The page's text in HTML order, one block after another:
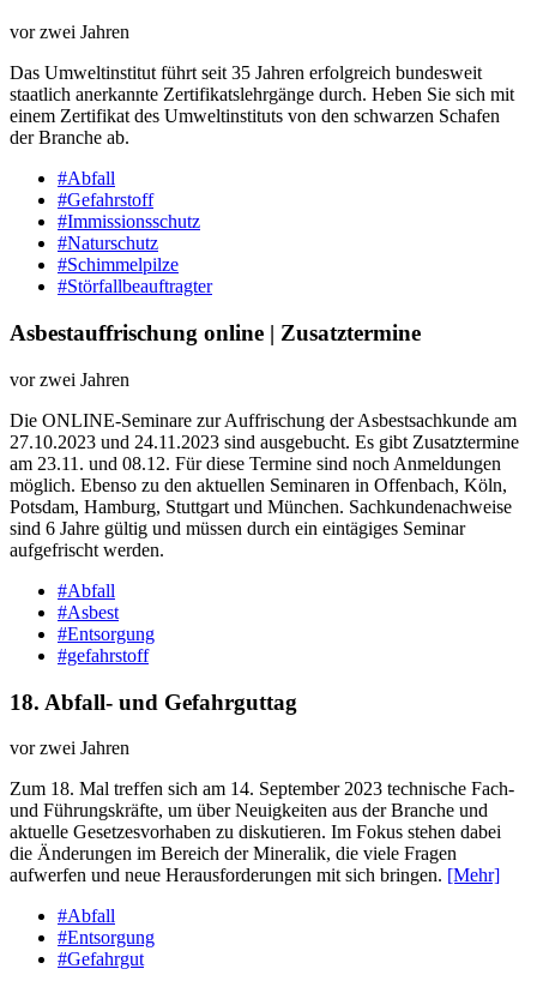
vor zwei Jahren
Das Umweltinstitut führt seit 35 Jahren erfolgreich bundesweit
staatlich anerkannte Zertifikatslehrgänge durch. Heben Sie sich mit
einem Zertifikat des Umweltinstituts von den schwarzen Schafen
der Branche ab.
#Abfall
#Gefahrstoff
#Immissionsschutz
#Naturschutz
#Schimmelpilze
#Störfallbeauftragter
Asbestauffrischung online | Zusatztermine
vor zwei Jahren
Die ONLINE-Seminare zur Auffrischung der Asbestsachkunde am
27.10.2023 und 24.11.2023 sind ausgebucht. Es gibt Zusatztermine
am 23.11. und 08.12. Für diese Termine sind noch Anmeldungen
möglich. Ebenso zu den aktuellen Seminaren in Offenbach, Köln,
Potsdam, Hamburg, Stuttgart und München. Sachkundenachweise
sind 6 Jahre gültig und müssen durch ein eintägiges Seminar
aufgefrischt werden.
#Abfall
#Asbest
#Entsorgung
#gefahrstoff
18. Abfall-​ und Gefahrguttag
vor zwei Jahren
Zum 18. Mal treffen sich am 14. September 2023 technische Fach-
und Führungskräfte, um über Neuigkeiten aus der Branche und
aktuelle Gesetzesvorhaben zu diskutieren. Im Fokus stehen dabei
die Änderungen im Bereich der Mineralik, die viele Fragen
aufwerfen und neue Herausforderungen mit sich bringen. [Mehr]
#Abfall
#Entsorgung
#Gefahrgut